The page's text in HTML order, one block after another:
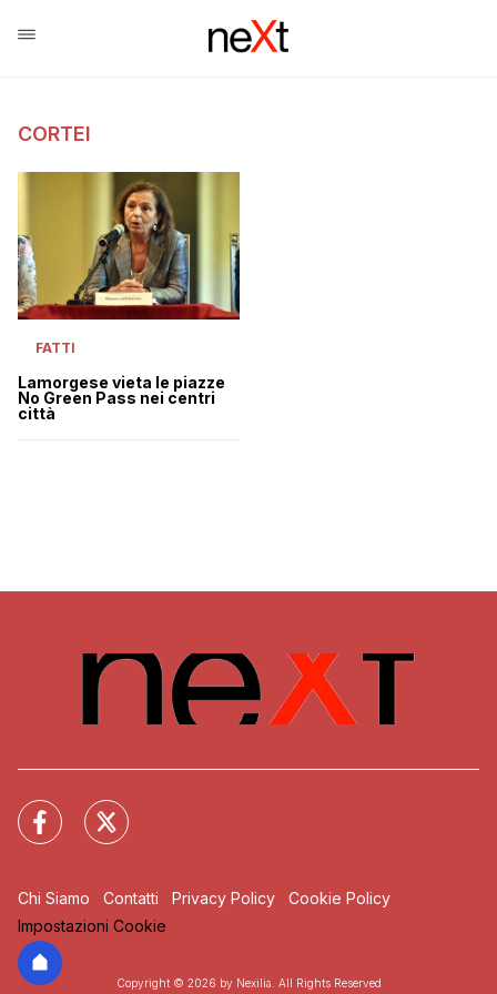
CORTEI
FATTI
Lamorgese vieta le piazze
No Green Pass nei centri
città
Chi Siamo Contatti Privacy Policy
Cookie Policy
Impostazioni Cookie
Copyright © 2026 by Nexilia. All Rights Reserved